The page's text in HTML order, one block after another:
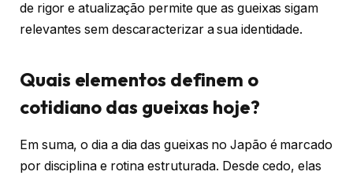
de rigor e atualização permite que as gueixas sigam
relevantes sem descaracterizar a sua identidade.
Quais elementos definem o
cotidiano das gueixas hoje?
Em suma, o dia a dia das gueixas no Japão é marcado
por disciplina e rotina estruturada. Desde cedo, elas